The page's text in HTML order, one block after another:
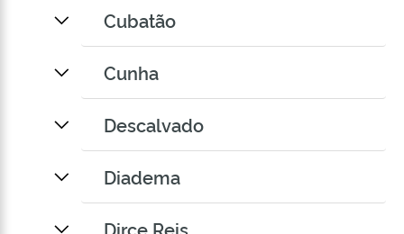
Cubatão
Cunha
Descalvado
Diadema
Dirce Reis